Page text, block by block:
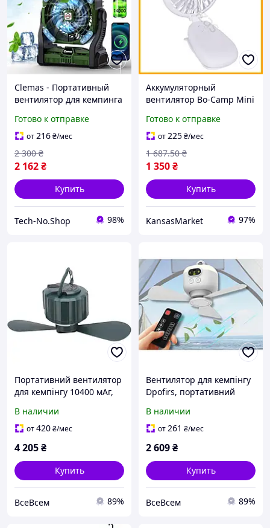
Clemas - Портативный
вентилятор для кемпинга
аккумуляторный 14000
мАч, RGB-подсветка,
таймер
Готово к отправке
от216₴/мес
2 162₴
2 300 ₴
Купить
Tech-No.Shop 98%
Аккумуляторный
вентилятор Bo-Camp Mini
портативный вентилятор
для дома и кемпинга
Готово к отправке
от225₴/мес
1 350₴
1 687.50 ₴
Купить
KansasMarket 97%
Портативний вентилятор
для кемпінгу 10400 мАг,
вуличних наметів із
дистанційним
світлодіодним
В наличии
от420₴/мес
4 205₴
Купить
ВсеВсем 89%
Вентилятор для кемпінгу
Dpofirs, портативний
8000 MAh, працює від
акумулятора,
вентилятор із
В наличии
от261 ₴/мес
2 609₴
Купить
ВсеВсем 89%